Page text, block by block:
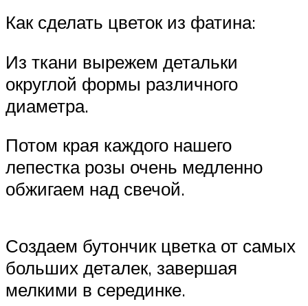
Как сделать цветок из фатина:
Из ткани вырежем детальки
округлой формы различного
диаметра.
Потом края каждого нашего
лепестка розы очень медленно
обжигаем над свечой.
Создаем бутончик цветка от самых
больших деталек, завершая
мелкими в серединке.